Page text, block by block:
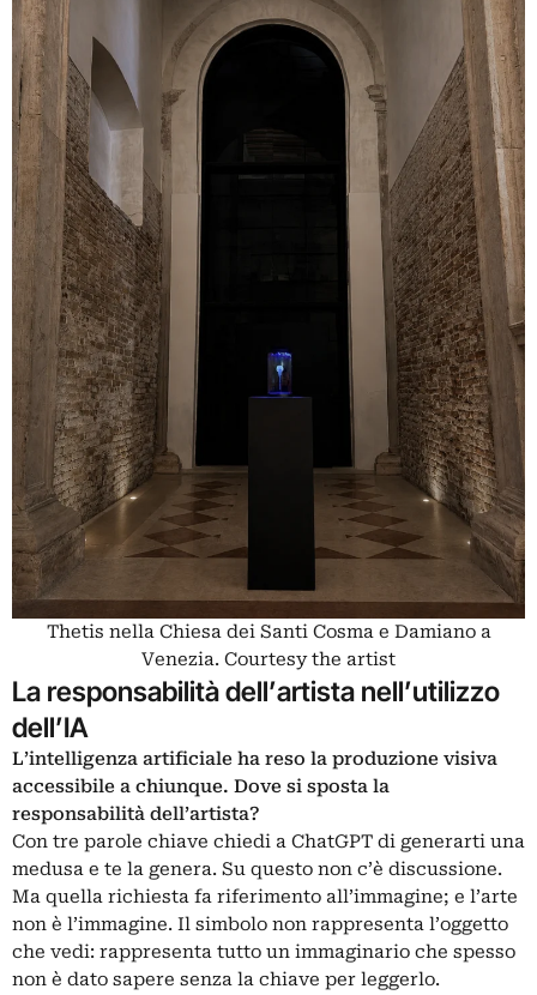
Thetis nella Chiesa dei Santi Cosma e Damiano a
Venezia. Courtesy the artist
La responsabilità dell’artista nell’utilizzo
dell’IA
L’intelligenza artificiale ha reso la produzione visiva
accessibile a chiunque. Dove si sposta la
responsabilità dell’artista?
Con tre parole chiave chiedi a ChatGPT di generarti una
medusa e te la genera. Su questo non c’è discussione.
Ma quella richiesta fa riferimento all’immagine; e l’arte
non è l’immagine. Il simbolo non rappresenta l’oggetto
che vedi: rappresenta tutto un immaginario che spesso
non è dato sapere senza la chiave per leggerlo.